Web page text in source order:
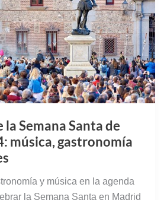
la Semana Santa de
música, gastronomía
y música en la agenda
la Semana Santa en Madrid